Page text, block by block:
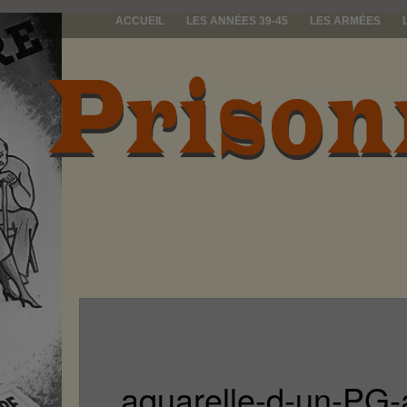
ACCUEIL LES ANNÉES 39-45 LES ARMÉES
prisonniers